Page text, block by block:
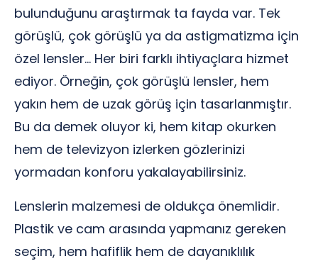
bulunduğunu araştırmak ta fayda var. Tek
görüşlü, çok görüşlü ya da astigmatizma için
özel lensler… Her biri farklı ihtiyaçlara hizmet
ediyor. Örneğin, çok görüşlü lensler, hem
yakın hem de uzak görüş için tasarlanmıştır.
Bu da demek oluyor ki, hem kitap okurken
hem de televizyon izlerken gözlerinizi
yormadan konforu yakalayabilirsiniz.
Lenslerin malzemesi de oldukça önemlidir.
Plastik ve cam arasında yapmanız gereken
seçim, hem hafiflik hem de dayanıklılık